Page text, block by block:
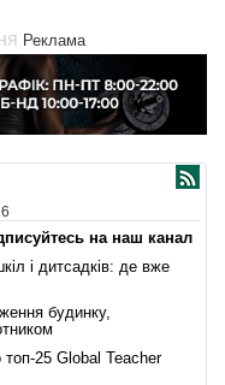
Реклама
на наш канал
і дитсадків: де вже
будинку,
топ-25 Global Teacher